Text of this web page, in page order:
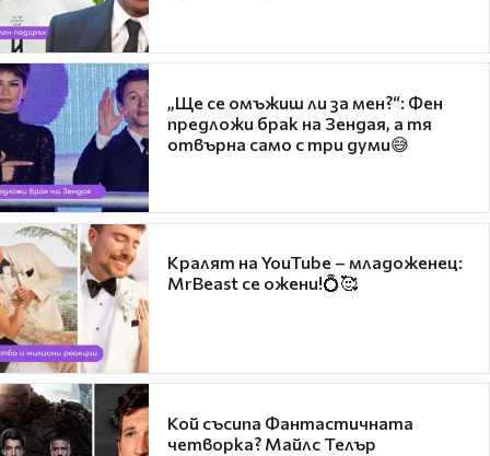
„Ще се омъжиш ли за мен?“: Фен
предложи брак на Зендая, а тя
отвърна само с три думи😅
Кралят на YouTube – младоженец:
MrBeast се ожени!💍🥰
Кой съсипа Фантастичната
четворка? Майлс Телър